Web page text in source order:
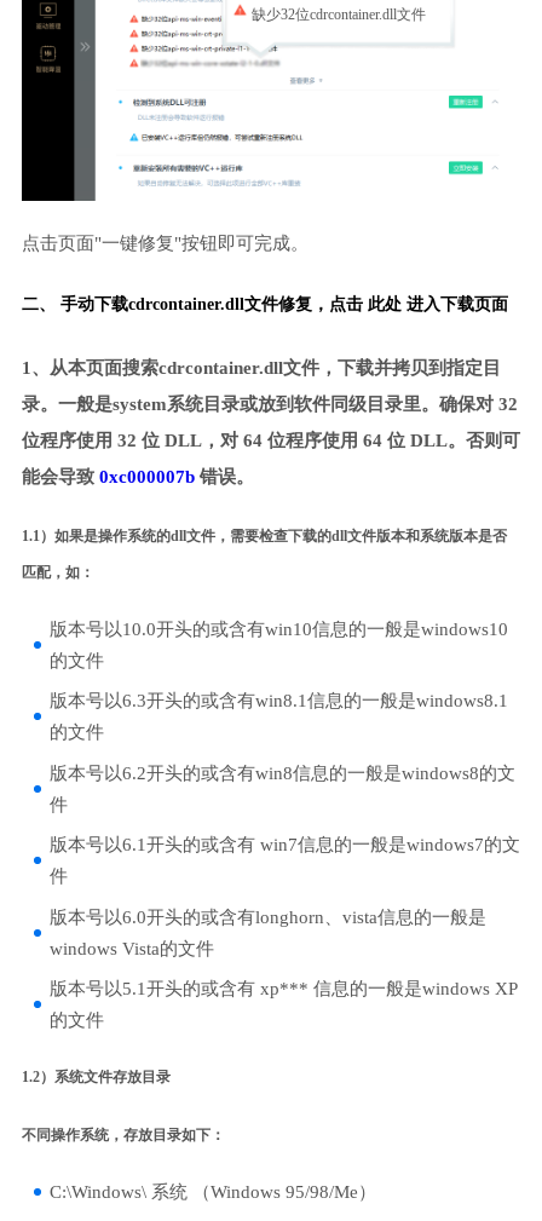
缺少32位cdrcontainer.dll文件
点击页面"一键修复"按钮即可完成。
二、 手动下载cdrcontainer.dll文件修复， 点击 此处 进入下载页面
1、从本页面搜索cdrcontainer.dll文件，下载并拷贝到指定目
录。一般是system系统目录或放到软件同级目录里。确保对 32
位程序使用 32 位 DLL，对 64 位程序使用 64 位 DLL。否则可
能会导致 0xc000007b错误。
1.1）如果是操作系统的dll文件，需要检查下载的dll文件版本和系统版本是否
匹配，如：
版本号以10.0开头的或含有win10信息的一般是windows10
的文件
版本号以6.3开头的或含有win8.1信息的一般是windows8.1
的文件
版本号以6.2开头的或含有win8信息的一般是windows8的文
件
版本号以6.1开头的或含有 win7信息的一般是windows7的文
件
版本号以6.0开头的或含有longhorn、vista信息的一般是
windows Vista的文件
版本号以5.1开头的或含有 xp*** 信息的一般是windows XP
的文件
1.2）系统文件存放目录
不同操作系统，存放目录如下：
C:\Windows\ 系统 （Windows 95/98/Me）